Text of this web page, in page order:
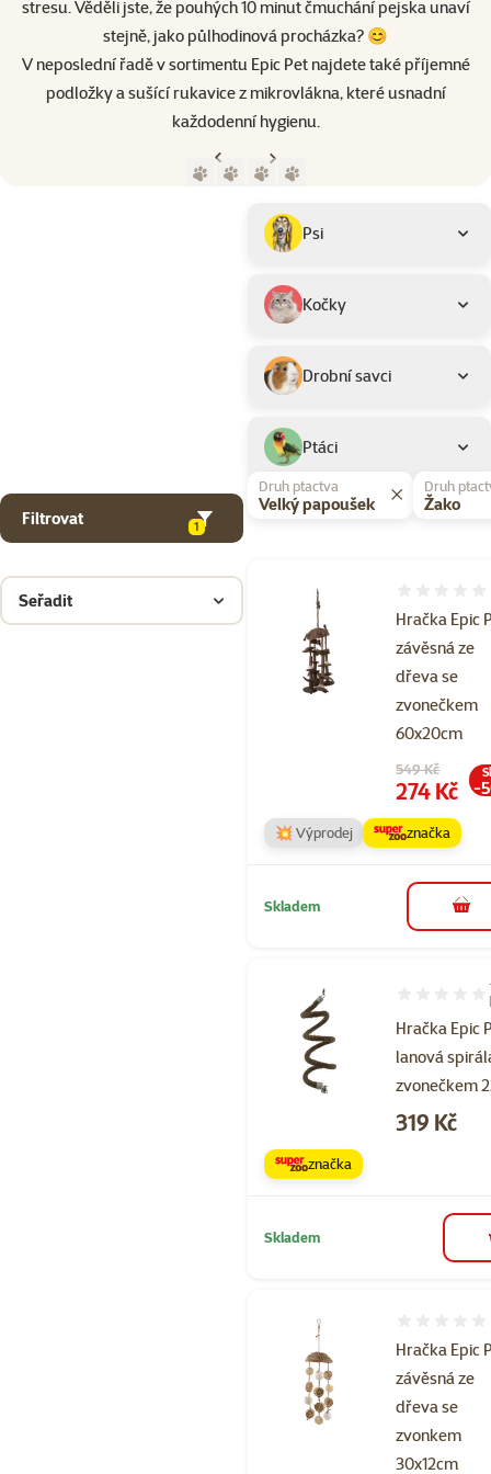
stresu. Věděli jste, že pouhých 10 minut čmuchání pejska unaví
stejně, jako půlhodinová procházka? 😊
V neposlední řadě v sortimentu Epic Pet najdete také příjemné
podložky a sušící rukavice z mikrovlákna, které usnadní
každodenní hygienu.
Předchozí stranaNásledující strana
Podkategorie
Psi
Kočky
Drobní savci
Ptáci
Filtrovat 1
Druh ptactva
Velký papoušek
Druh
Žako
Seřadit
Hračka Epic
závěsná ze
dřeva se
zvonečkem
60x20cm
Původní cena
549 Kč
Cena
274 Kč -
💥 Výprodej značka
Skladem do
Hračka Epic
lanová
zvonečkem
Hodnocení
Cena
319 Kč
značka
Skladem
Hračka Epic
závěsná ze
dřeva se
zvonkem
30x12cm